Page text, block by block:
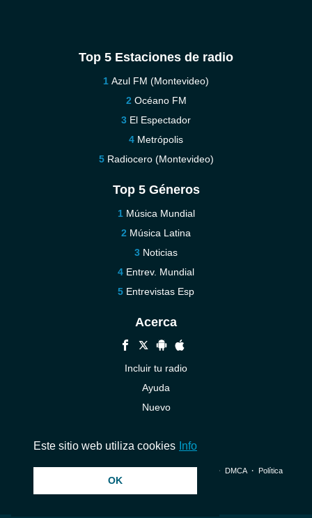
Top 5 Estaciones de radio
Azul FM (Montevideo)
Océano FM
El Espectador
Metrópolis
Radiocero (Montevideo)
Top 5 Géneros
Música Mundial
Música Latina
Noticias
Entrev. Mundial
Entrevistas Esp
Acerca
Incluir tu radio
Ayuda
Nuevo
© 2026 InstantAudio. Reservados todos los derechos. ・ DMCA・ Política
Este sitio web utiliza cookies Info
OK